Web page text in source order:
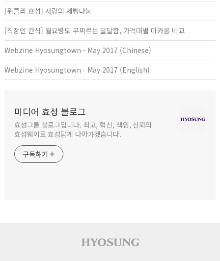
[위클리 효성] 사랑의 제빵나눔
[직장인 간식] 월요병도 무찌르는 달달함, 가격대별 마카롱 비교
Webzine Hyosungtown - May 2017 (Chinese)
Webzine Hyosungtown - May 2017 (English)
미디어 효성 블로그
효성그룹 블로그입니다. 최고, 혁신, 책임, 신뢰의
효성웨이로 효성답게 나아가겠습니다.
구독하기
사이트 푸터